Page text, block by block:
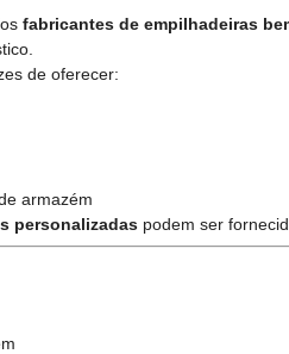
fabricantes de empilhadeiras
de oferecer:
armazém
personalizadas podem ser